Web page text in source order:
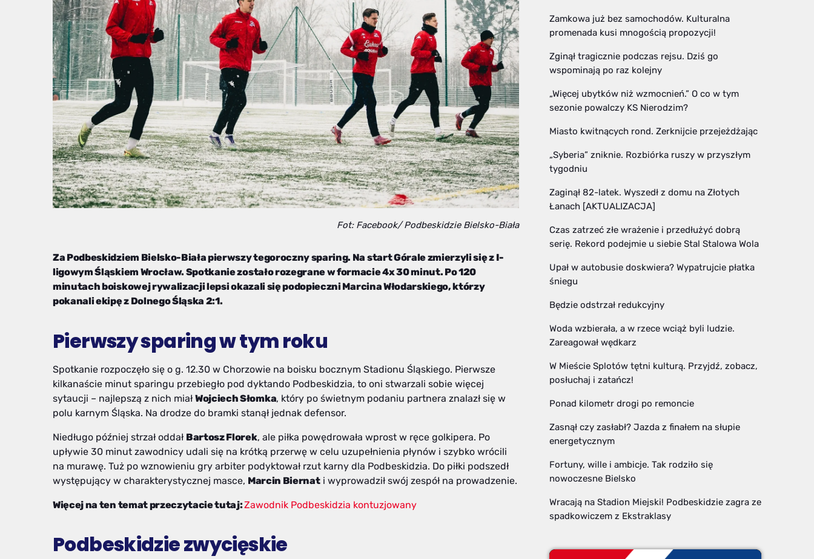
Fot: Facebook/ Podbeskidzie Bielsko-Biała
Za Podbeskidziem Bielsko-Biała pierwszy tegoroczny sparing. Na start Górale zmierzyli się z I-
ligowym Śląskiem Wrocław. Spotkanie zostało rozegrane w formacie 4x 30 minut. Po 120
minutach boiskowej rywalizacji lepsi okazali się podopieczni Marcina Włodarskiego, którzy
pokanali ekipę z Dolnego Śląska 2:1.
Pierwszy sparing w tym roku
Spotkanie rozpoczęło się o g. 12.30 w Chorzowie na boisku bocznym Stadionu Śląskiego. Pierwsze
kilkanaście minut sparingu przebiegło pod dyktando Podbeskidzia, to oni stwarzali sobie więcej
sytaucji – najlepszą z nich miał Wojciech Słomka, który po świetnym podaniu partnera znalazł się w
polu karnym Śląska. Na drodze do bramki stanął jednak defensor.
Niedługo później strzał oddał Bartosz Florek, ale piłka powędrowała wprost w ręce golkipera. Po
upływie 30 minut zawodnicy udali się na krótką przerwę w celu uzupełnienia płynów i szybko wrócili
na murawę. Tuż po wznowieniu gry arbiter podyktował rzut karny dla Podbeskidzia. Do piłki podszedł
występujący w charakterystycznej masce, Marcin Biernati wyprowadził swój zespół na prowadzenie.
Więcej na ten temat przeczytacie tutaj:Zawodnik Podbeskidzia kontuzjowany
Podbeskidzie zwycięskie
Zamkowa już bez samochodów. Kulturalna
promenada kusi mnogością propozycji!
Zginął tragicznie podczas rejsu. Dziś go
wspominają po raz kolejny
„Więcej ubytków niż wzmocnień.” O co w tym
sezonie powalczy KS Nierodzim?
Miasto kwitnących rond. Zerknijcie przejeżdżając
„Syberia” zniknie. Rozbiórka ruszy w przyszłym
tygodniu
Zaginął 82-latek. Wyszedł z domu na Złotych
Łanach [AKTUALIZACJA]
Czas zatrzeć złe wrażenie i przedłużyć dobrą
serię. Rekord podejmie u siebie Stal Stalowa Wola
Upał w autobusie doskwiera? Wypatrujcie płatka
śniegu
Będzie odstrzał redukcyjny
Woda wzbierała, a w rzece wciąż byli ludzie.
Zareagował wędkarz
W Mieście Splotów tętni kulturą. Przyjdź, zobacz,
posłuchaj i zatańcz!
Ponad kilometr drogi po remoncie
Zasnął czy zasłabł? Jazda z finałem na słupie
energetycznym
Fortuny, wille i ambicje. Tak rodziło się
nowoczesne Bielsko
Wracają na Stadion Miejski! Podbeskidzie zagra ze
spadkowiczem z Ekstraklasy